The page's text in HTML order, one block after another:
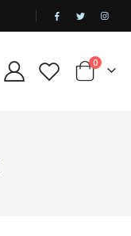
|
Cart
0tuotetta